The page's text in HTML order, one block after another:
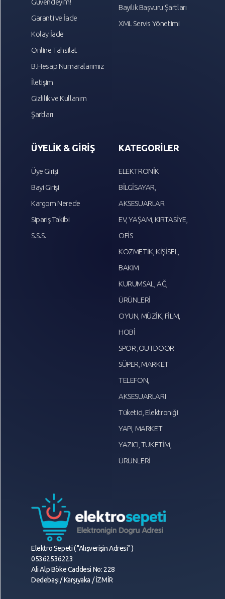
Garanti ve İade
Kolay İade
Online Tahsilat
B.Hesap Numaralarımız
İletişim
Gizlilik ve Kullanım
Şartları
Bayilik Başvuru Şartları
XML Servis Yönetimi
ÜYELİK & GİRİŞ
Üye Girişi
Bayi Girişi
Kargom Nerede
Sipariş Takibi
S.S.S.
KATEGORİLER
ELEKTRONİK
BİLGİSAYAR,
AKSESUARLAR
EV, YAŞAM, KIRTASİYE,
OFİS
KOZMETİK, KİŞİSEL,
BAKIM
KURUMSAL, AĞ,
ÜRÜNLERİ
OYUN, MÜZİK, FİLM,
HOBİ
SPOR ,OUTDOOR
SÜPER, MARKET
TELEFON,
AKSESUARLARI
Tüketici, Elektroniği
YAPI, MARKET
YAZICI, TÜKETİM,
ÜRÜNLERİ
Elektro Sepeti ( "Alışverişin Adresi" )
05362536223
Ali Alp Böke Caddesi No: 228
Dedebaşı / Karşıyaka / İZMİR